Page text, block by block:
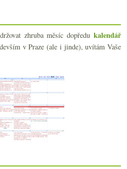
2023
zhruba měsíc dopředukalendář
v Praze (ale i jinde), uvítám Vaše